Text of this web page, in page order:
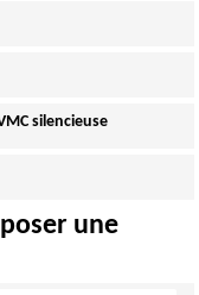
silencieuse
une